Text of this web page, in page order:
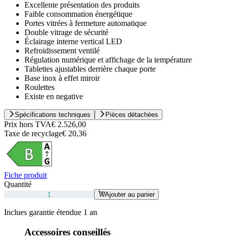
Excellente présentation des produits
Faible consommation énergétique
Portes vitrées à fermeture automatique
Double vitrage de sécurité
Éclairage interne vertical LED
Refroidissement ventilé
Régulation numérique et affichage de la température
Tablettes ajustables derrière chaque porte
Base inox à effet miroir
Roulettes
Existe en negative
Spécifications techniques Pièces détachées
Prix hors TVA€ 2.526,00
Taxe de recyclage€ 20,36
Fiche produit
Quantité
Ajouter au panier
Inclues garantie étendue 1 an
Accessoires conseillés